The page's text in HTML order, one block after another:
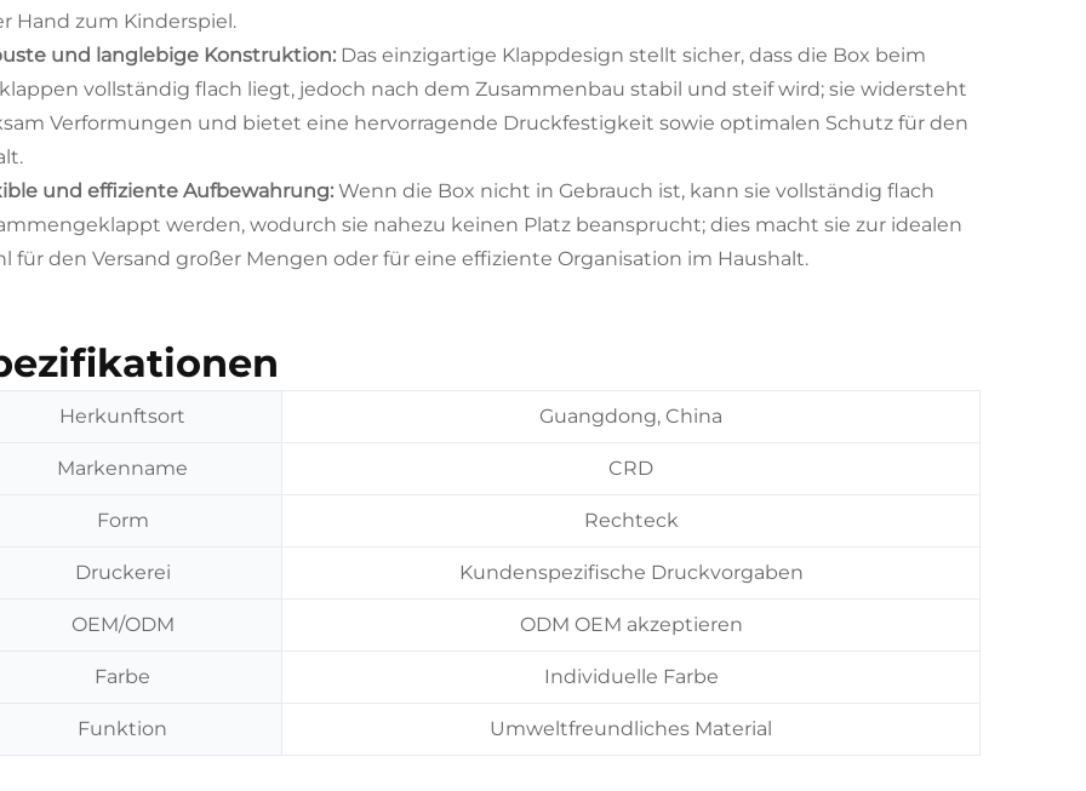
Hand zum Kinderspiel.
und langlebige Konstruktion: Das einzigartige Klappdesign stellt sicher, dass die Box beim
vollständig flach liegt, jedoch nach dem Zusammenbau stabil und steif wird; sie widersteht
Verformungen und bietet eine hervorragende Druckfestigkeit sowie optimalen Schutz für den
und effiziente Aufbewahrung: Wenn die Box nicht in Gebrauch ist, kann sie vollständig flach
werden, wodurch sie nahezu keinen Platz beansprucht; dies macht sie zur idealen
für den Versand großer Mengen oder für eine effiziente Organisation im Haushalt.
Herkunftsort Guangdong, China
Markenname CRD
Form Rechteck
Druckerei Kundenspezifische Druckvorgaben
OEM/ODM ODM OEM akzeptieren
Farbe Individuelle Farbe
Funktion Umweltfreundliches Material